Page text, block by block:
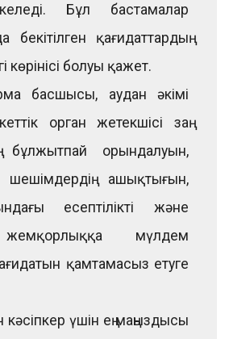
Бұл бастамалар
бекітілген қағидаттардың
көрінісі болуы қажет.
басшысы, аудан әкімі
орган жетекшісі заң
бұлжытпай орындалуын,
шешімдердің ашықтығын,
есептілікті және
мүлдем
қамтамасыз етуге
үшін ең маңыздысы